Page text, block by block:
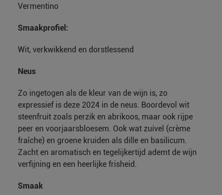
Vermentino
Smaakprofiel:
Wit, verkwikkend en dorstlessend
Neus
Zo ingetogen als de kleur van de wijn is, zo
expressief is deze 2024 in de neus. Boordevol wit
steenfruit zoals perzik en abrikoos, maar ook rijpe
peer en voorjaarsbloesem. Ook wat zuivel (crème
fraîche) en groene kruiden als dille en basilicum.
Zacht en aromatisch en tegelijkertijd ademt de wijn
verfijning en een heerlijke frisheid.
Smaak